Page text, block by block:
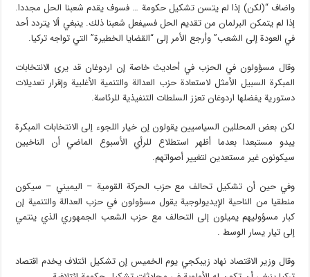
واضاف “(لكن) إذا لم يتسن تشكيل حكومة … فسوف يقدم شعبنا الحل مجددا.
إذا لم يتمكن البرلمان من تقديم الحل فسيفعل شعبنا ذلك. ينبغي ألا يتردد أحد
في العودة إلى الشعب” وأرجع الأمر إلى “القضايا الخطيرة” التي تواجه تركيا.
وقال مسؤولون في الحزب في أحاديث خاصة إن اردوغان قد يرى الانتخابات
المبكرة السبيل الأمثل لاستعادة حزب العدالة والتنمية الأغلبية وإقرار تعديلات
دستورية يفضلها اردوغان تعزز السلطات التنفيذية للرئاسة.
لكن بعض المحللين السياسيين يقولون إن خيار اللجوء إلى الانتخابات المبكرة
يبدو مستبعدا بعدما أظهر استطلاع للرأي الأسبوع الماضي أن الناخبين
سيكونون غير مستعدين لتغيير أصواتهم.
وفي حين أن تشكيل تحالف مع حزب الحركة القومية – اليميني – سيكون
منطقيا من الناحية الإيديولوجية يقول مسؤولون في حزب العدالة والتنمية إن
كبار مسؤوليهم يميلون إلى التحالف مع حزب الشعب الجمهوري الذي ينتمي
إلى تيار يسار الوسط .
وقال وزير الاقتصاد نهاد زيبكجي يوم الخميس إن تشكيل ائتلاف يخدم اقتصاد